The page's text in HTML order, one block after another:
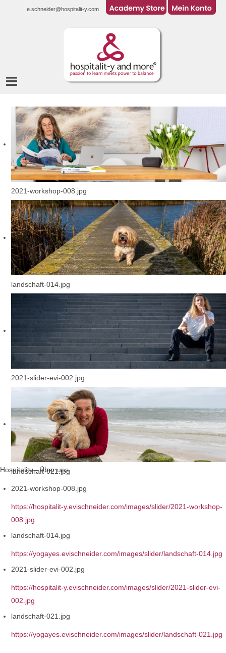
e.schneider@hospitalit-y.com
2021-workshop-008.jpg
landschaft-014.jpg
2021-slider-evi-002.jpg
landschaft-021.jpg
Hospitality - Über uns
2021-workshop-008.jpg
https://hospitalit-y.evischneider.com/images/slider/2021-workshop-
008.jpg
landschaft-014.jpg
https://yogayes.evischneider.com/images/slider/landschaft-014.jpg
2021-slider-evi-002.jpg
https://hospitalit-y.evischneider.com/images/slider/2021-slider-evi-
002.jpg
landschaft-021.jpg
https://yogayes.evischneider.com/images/slider/landschaft-021.jpg